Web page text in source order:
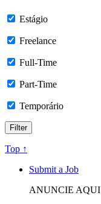
Estágio
Freelance
Full-Time
Part-Time
Temporário
Top ↑
Submit a Job
ANUNCIE AQUI